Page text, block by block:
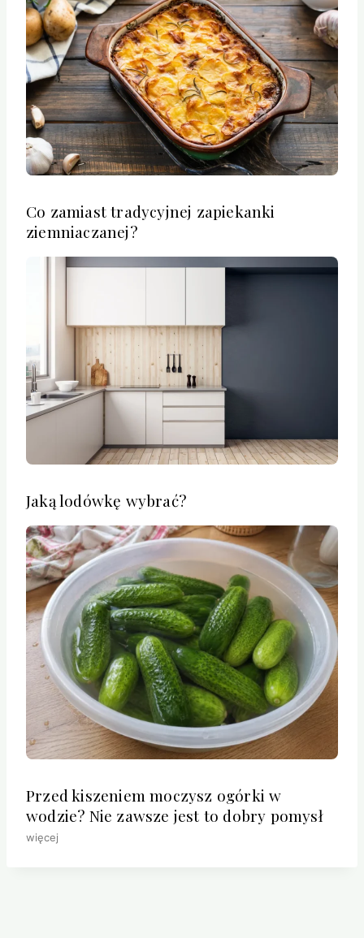
Co zamiast tradycyjnej zapiekanki
ziemniaczanej?
Jaką lodówkę wybrać?
Przed kiszeniem moczysz ogórki w
wodzie? Nie zawsze jest to dobry pomysł
więcej